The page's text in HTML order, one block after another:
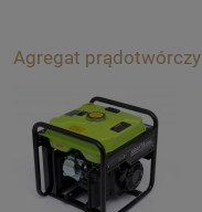
Agregat